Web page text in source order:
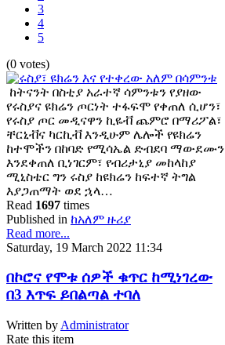
3
4
5
(0 votes)
ከትናንት በስቲያ አራተኛ ሳምንቱን የያዘው
የሩስያና ዩክሬን ጦርነት ተፋፍሞ የቀጠለ ሲሆን፣
የሩስያ ጦር መዲናዋን ኪዬቭ ጨምሮ በማሪፖል፣
ቸርኒቭና ካርኪቭ እንዲሁም ሌሎች የዩክሬን
ከተሞችን በከባድ የሚሳኤል ድብደባ ማውደሙን
እንደቀጠለ ቢነገርም፣ የብሪታኒያ መከላከያ
ሚኒስቴር ግን ሩስያ ከዩክሬን ከፍተኛ ትግል
እያጋጠማት ወደ ኋላ…
Read 1697 times
Published in ከአለም ዙሪያ
Read more...
Saturday, 19 March 2022 11:34
በኮሮና የሞቱ ሰዎች ቁጥር ከሚነገረው
በ3 እጥፍ ይበልጣል ተባለ
Written by Administrator
Rate this item